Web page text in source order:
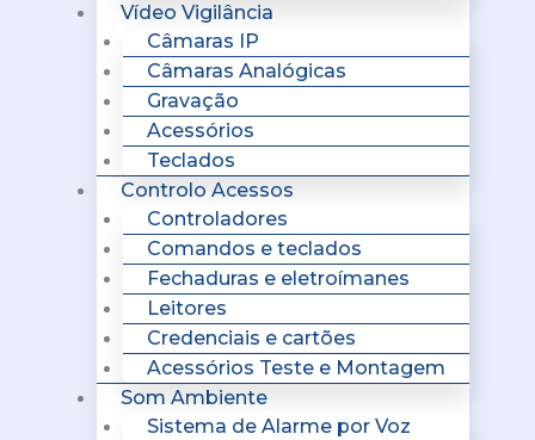
Vídeo Vigilância
Câmaras IP
Câmaras Analógicas
Gravação
Acessórios
Teclados
Controlo Acessos
Controladores
Comandos e teclados
Fechaduras e eletroímanes
Leitores
Credenciais e cartões
Acessórios Teste e Montagem
Som Ambiente
Sistema de Alarme por Voz